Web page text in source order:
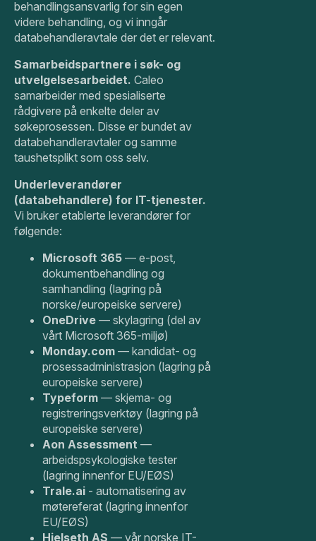
behandlingsansvarlig for sin egen
videre behandling, og vi inngår
databehandleravtale der det er relevant.
Samarbeidspartnere i søk- og
utvelgelsesarbeidet. Caleo
samarbeider med spesialiserte
rådgivere på enkelte deler av
søkeprosessen. Disse er bundet av
databehandleravtaler og samme
taushetsplikt som oss selv.
Underleverandører
(databehandlere) for IT-tjenester.
Vi bruker etablerte leverandører for
følgende:
Microsoft 365 — e-post,
dokumentbehandling og
samhandling (lagring på
norske/europeiske servere)
OneDrive — skylagring (del av
vårt Microsoft 365-miljø)
Monday.com — kandidat- og
prosessadministrasjon (lagring på
europeiske servere)
Typeform — skjema- og
registreringsverktøy (lagring på
europeiske servere)
Aon Assessment —
arbeidspsykologiske tester
(lagring innenfor EU/EØS)
Trale.ai - automatisering av
møtereferat (lagring innenfor
EU/EØS)
Hjelseth AS — vår norske IT-